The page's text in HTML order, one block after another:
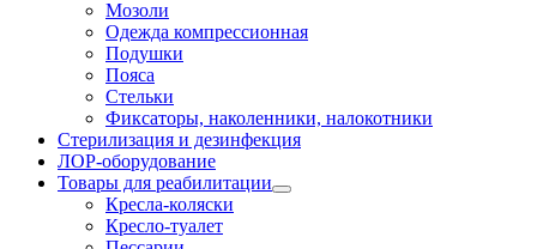
Мозоли
Одежда компрессионная
Подушки
Пояса
Стельки
Фиксаторы, наколенники, налокотники
Стерилизация и дезинфекция
ЛОР-оборудование
Товары для реабилитации
Кресла-коляски
Кресло-туалет